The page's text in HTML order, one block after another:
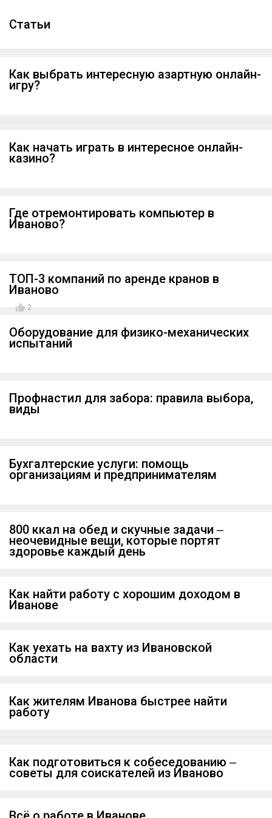
Cтатьи
Как выбрать интересную азартную онлайн-
игру?
Как начать играть в интересное онлайн-
казино?
Где отремонтировать компьютер в
Иваново?
ТОП-3 компаний по аренде кранов в
Иваново
2
Оборудование для физико-механических
испытаний
Профнастил для забора: правила выбора,
виды
Бухгалтерские услуги: помощь
организациям и предпринимателям
800 ккал на обед и скучные задачи ‒
неочевидные вещи, которые портят
здоровье каждый день
Как найти работу с хорошим доходом в
Иванове
Как уехать на вахту из Ивановской
области
Как жителям Иванова быстрее найти
работу
Как подготовиться к собеседованию ‒
советы для соискателей из Иваново